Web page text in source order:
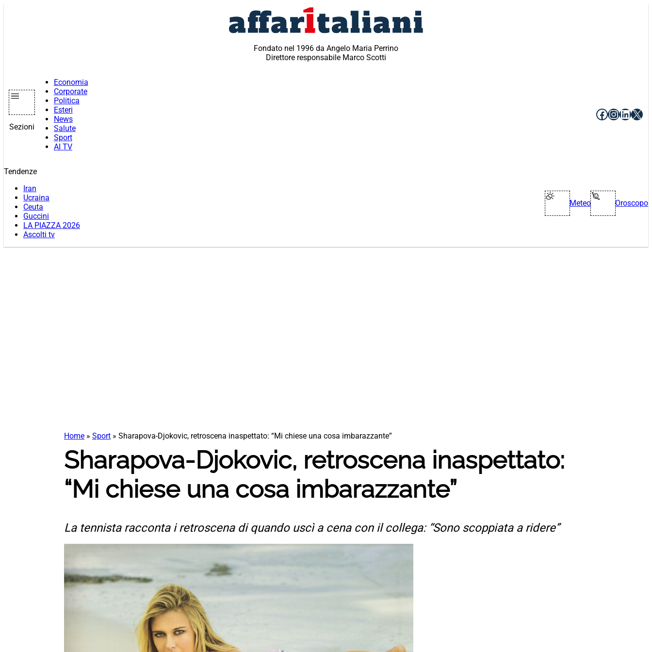
Fondato nel 1996 da Angelo Maria Perrino
Direttore responsabile Marco Scotti
Sezioni
Economia
Corporate
Politica
Esteri
News
Salute
Sport
AI TV
Facebook
X
Tendenze
Iran
Ucraina
Ceuta
Guccini
LA PIAZZA 2026
Ascolti tv
Meteo Oroscopo
Home » Sport » Sharapova-Djokovic, retroscena inaspettato: “Mi chiese una cosa imbarazzante”
Sharapova-Djokovic, retroscena inaspettato:
“Mi chiese una cosa imbarazzante”
La tennista racconta i retroscena di quando uscì a cena con il collega: “Sono scoppiata a ridere”